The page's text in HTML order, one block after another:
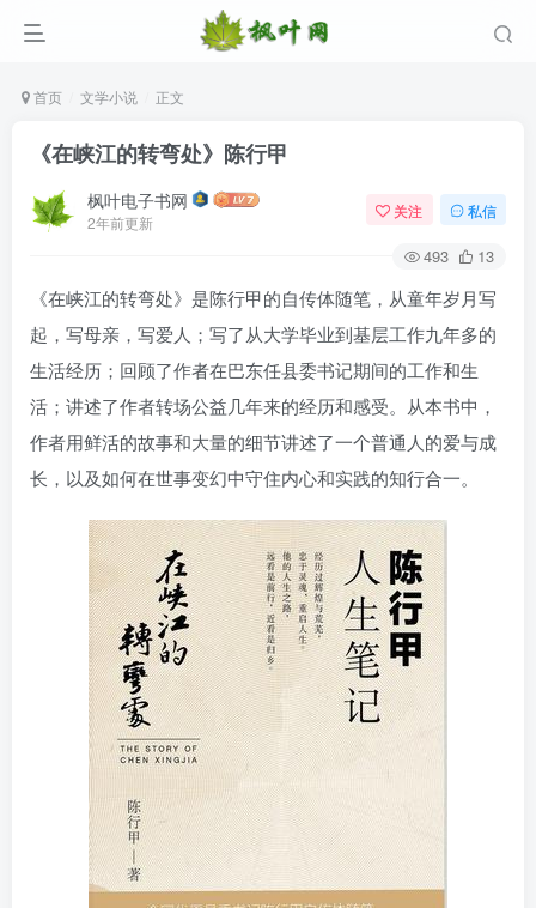
首页 文学小说 正文
《在峡江的转弯处》陈行甲
枫叶电子书网
2年前更新
关注 私信
493 13
《在峡江的转弯处》是陈行甲的自传体随笔，从童年岁月写
起，写母亲，写爱人；写了从大学毕业到基层工作九年多的
生活经历；回顾了作者在巴东任县委书记期间的工作和生
活；讲述了作者转场公益几年来的经历和感受。从本书中，
作者用鲜活的故事和大量的细节讲述了一个普通人的爱与成
长，以及如何在世事变幻中守住内心和实践的知行合一。